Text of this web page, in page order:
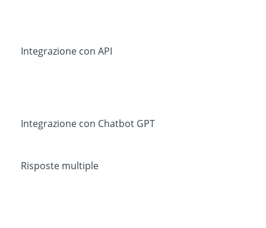
Integrazione con API
Integrazione con Chatbot GPT
Risposte multiple